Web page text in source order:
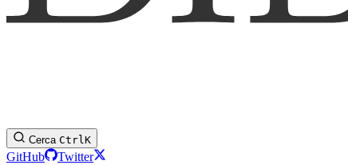
Cerca CtrlK
GitHub
Twitter